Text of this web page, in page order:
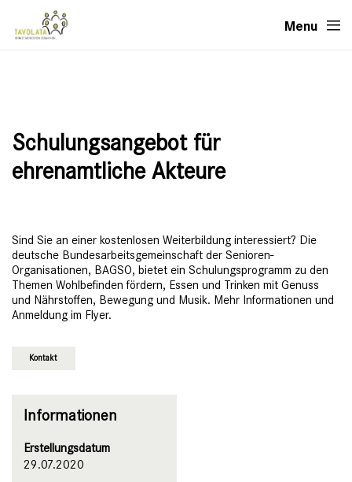
Menu
Schulungsangebot für
ehrenamtliche Akteure
Sind Sie an einer kostenlosen Weiterbildung interessiert? Die
deutsche Bundesarbeitsgemeinschaft der Senioren-
Organisationen, BAGSO, bietet ein Schulungsprogramm zu den
Themen Wohlbefinden fördern, Essen und Trinken mit Genuss
und Nährstoffen, Bewegung und Musik. Mehr Informationen und
Anmeldung im Flyer.
Kontakt
Informationen
Erstellungsdatum
29.07.2020